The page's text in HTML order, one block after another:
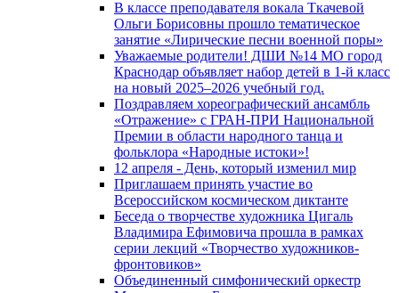
В классе преподавателя вокала Ткачевой
Ольги Борисовны прошло тематическое
занятие «Лирические песни военной поры»
Уважаемые родители! ДШИ №14 МО город
Краснодар объявляет набор детей в 1-й класс
на новый 2025–2026 учебный год.
Поздравляем хореографический ансамбль
«Отражение» с ГРАН-ПРИ Национальной
Премии в области народного танца и
фольклора «Народные истоки»!
12 апреля - День, который изменил мир
Приглашаем принять участие во
Всероссийском космическом диктанте
Беседа о творчестве художника Цигаль
Владимира Ефимовича прошла в рамках
серии лекций «Творчество художников-
фронтовиков»
Объединенный симфонический оркестр